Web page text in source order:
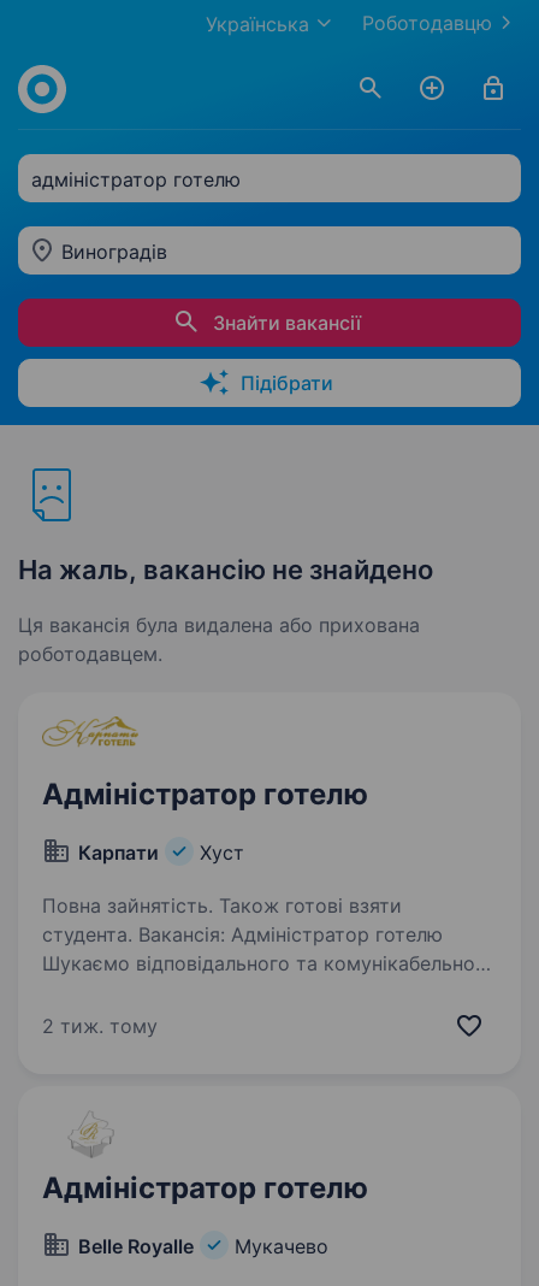
Роботодавцю
Українська
адміністратор готелю
Виноградів
Знайти вакансії
Підібрати
На жаль, вакансію не знайдено
Ця вакансія була видалена або прихована
роботодавцем.
Адміністратор готелю
Карпати Хуст
Повна зайнятість. Також готові взяти
студента. Вакансія: Адміністратор готелю
Шукаємо відповідального та комунікабельного
готелю в місті Хуст. Графік роботи —
2 тиж. тому
Адміністратор готелю
Belle Royalle Мукачево